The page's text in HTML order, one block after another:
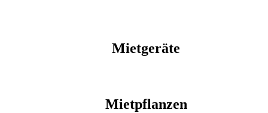
Mietgeräte
Mietpflanzen